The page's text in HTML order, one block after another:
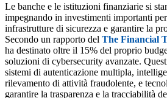
Le banche e le istituzioni finanziarie si
impegnando in investimenti importanti
infrastrutture di sicurezza e garantire la
Secondo un rapporto del The Financial
ha destinato oltre il 15% del proprio
soluzioni di cybersecurity avanzate.
sistemi di autenticazione multipla,
rilevamento di attività fraudolente, e
garantire la trasparenza e la tracciabilità